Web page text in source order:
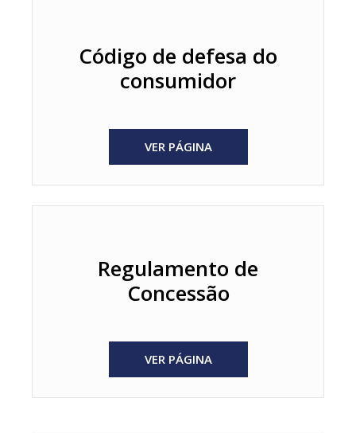
Código de defesa do
consumidor
VER PÁGINA
Regulamento de
Concessão
VER PÁGINA